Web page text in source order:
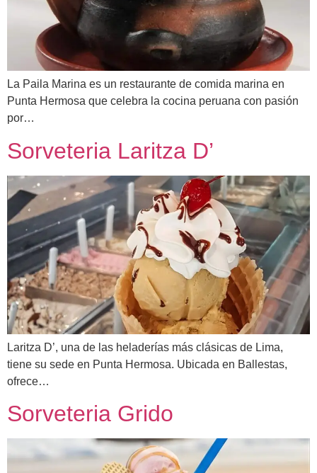
La Paila Marina es un restaurante de comida marina en
Punta Hermosa que celebra la cocina peruana con pasión
por…
Sorveteria Laritza D’
Laritza D’, una de las heladerías más clásicas de Lima,
tiene su sede en Punta Hermosa. Ubicada en Ballestas,
ofrece…
Sorveteria Grido